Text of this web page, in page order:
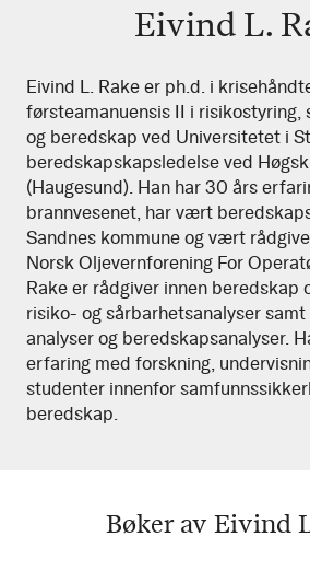
Eivind L.
Eivind
L.
Rake
Eivind L. Rake er ph.d. i
førsteamanuensis II i risikostyring,
og beredskap ved Universitetet i
beredskapskapsledelse ved
(Haugesund). Han har 30 års
brannvesenet, har vært
Sandnes kommune og vært
Norsk Oljevernforening For
Rake er rådgiver innen beredskap
risiko- og sårbarhetsanalyser
analyser og beredskapsanalyser.
erfaring med forskning,
studenter innenfor
beredskap.
Bøker av Eivind